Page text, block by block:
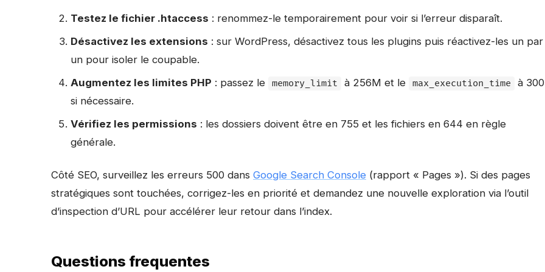
Testez le fichier .htaccess : renommez-le temporairement pour voir si l’erreur disparaît.
Désactivez les extensions : sur WordPress, désactivez tous les plugins puis réactivez-les un par
un pour isoler le coupable.
Augmentez les limites PHP : passez le memory_limit à 256M et le max_execution_time
à 300
si nécessaire.
Vérifiez les permissions : les dossiers doivent être en 755 et les fichiers en 644 en règle
générale.
Côté SEO, surveillez les erreurs 500 dans Google Search Console (rapport « Pages »). Si des pages
stratégiques sont touchées, corrigez-les en priorité et demandez une nouvelle exploration via l’outil
d’inspection d’URL pour accélérer leur retour dans l’index.
Questions frequentes